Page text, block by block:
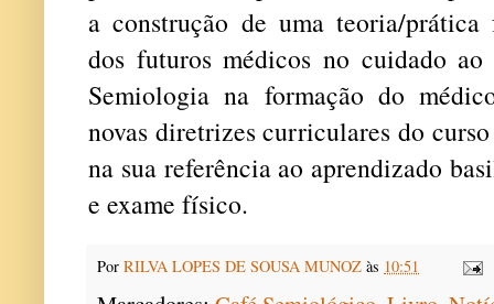
a construção de uma teoria/prática
dos futuros médicos no cuidado
Semiologia na formação do
novas diretrizes curriculares do
na sua referência ao aprendizado
e exame físico.
Por RILVA LOPES DE SOUSA MUNOZ às 10:51